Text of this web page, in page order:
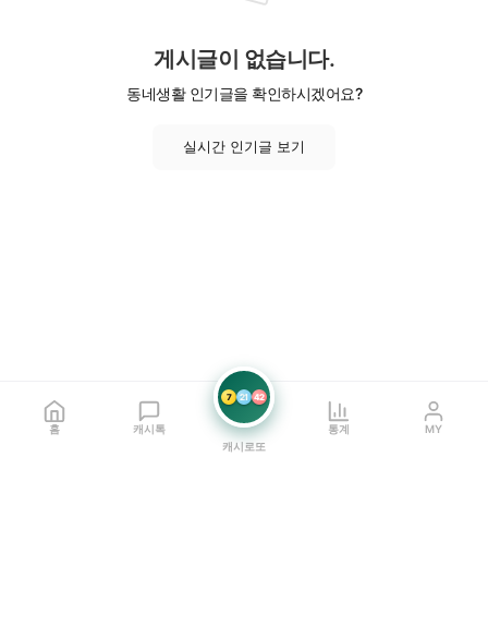
게시글이 없습니다.
동네생활 인기글을 확인하시겠어요?
실시간 인기글 보기
홈 캐시톡
7 21 42
캐시로또
통계 MY